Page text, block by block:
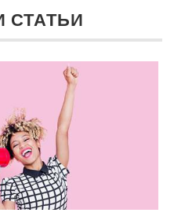
СТАТЬИ